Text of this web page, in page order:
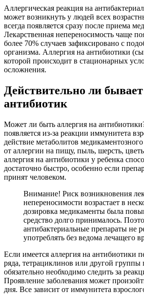
Аллергическая реакция на
может возникнуть у людей всех
всегда появляется сразу после приема
Лекарственная непереносимость чаще
более 70% случаев зафиксировано с
организма. Аллергия на антибиотики
которой происходит в стационарных
осложнения.
Действительно ли
антибиотик
Может ли быть аллергия на
появляется из-за реакции иммунитета
действие метаболитов
от аллергии на пищу, пыль, шерсть,
аллергия на антибиотики у ребенка
достаточно быстро, особенно если
принят человеком.
Внимание! Риск возникновения
непереносимости возрастает в
дозировка медикаменты была
средство долго принималось.
антибактериальные препараты не
употреблять без ведома лечащего
Если имеется аллергия на антибиотики
ряда, тетрациклинов или другой группы
обязательно необходимо следить за
Проявление заболевания может
дня. Все зависит от иммунитета